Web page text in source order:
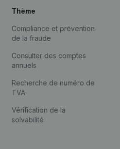
Thème
Compliance et prévention
de la fraude
Consulter des comptes
annuels
Recherche de numéro de
TVA
Vérification de la
solvabilité